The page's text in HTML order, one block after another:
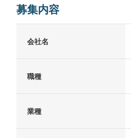
募集内容
会社名
職種
業種